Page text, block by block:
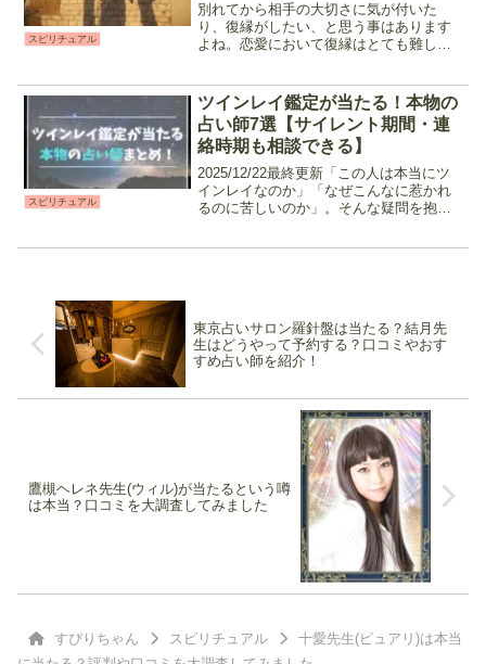
スピリチュアル
別れてから相手の大切さに気が付いた
り、復縁がしたい、と思う事はあります
よね。恋愛において復縁はとても難し
にスピリチュアルな事が起きると言われ
ています。今回はその中から天...
スピリチュアル
ツインレイ鑑定が当たる！本物の
占い師7選【サイレント期間・連
絡時期も相談できる】
2025/12/22最終更新「この人は本当にツ
インレイなのか」「なぜこんなに惹かれ
るのに苦しいのか」。そんな疑問を抱え
東京占いサロン羅針盤は当たる？結月先
生はどうやって予約する？口コミやおす
すめ占い師を紹介！
鷹槻ヘレネ先生(ウィル)が当たるという噂
は本当？口コミを大調査してみました
すぴりちゃん スピリチュアル
十愛先生(ピュアリ)は本当